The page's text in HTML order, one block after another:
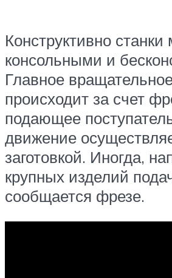
Конструктивно станки
консольными и
Главное
происходит за счет
подающее
движение
заготовкой. Иногда,
крупных изделий
сообщается фрезе.